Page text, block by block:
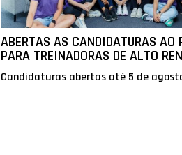
ABERTAS AS CANDIDATURAS AO
PARA TREINADORAS DE ALTO
Candidaturas abertas até 5 de